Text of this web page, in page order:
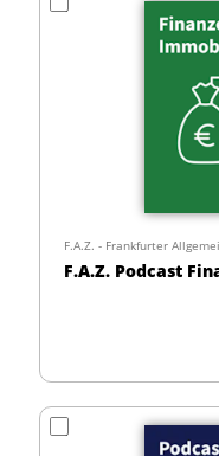
F.A.Z. - Frankfurter
F.A.Z. Podcast